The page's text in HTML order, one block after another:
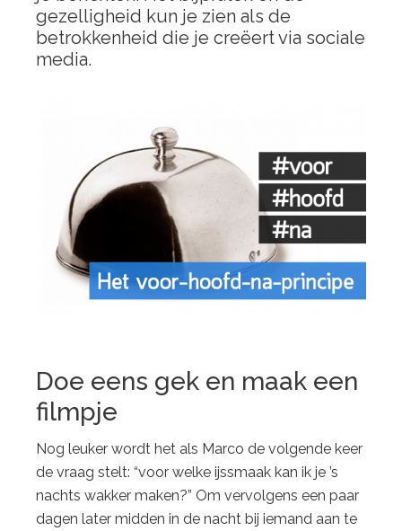
gezelligheid kun je zien als de
betrokkenheid die je creëert via sociale
media.
Doe eens gek en maak een
filmpje
Nog leuker wordt het als Marco de volgende keer
de vraag stelt: “voor welke ijssmaak kan ik je ’s
nachts wakker maken?” Om vervolgens een paar
dagen later midden in de nacht bij iemand aan te